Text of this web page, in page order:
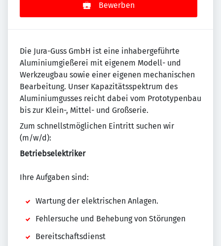
Bewerben
Die Jura-Guss GmbH ist eine inhabergeführte
Aluminiumgießerei mit eigenem Modell- und
Werkzeugbau sowie einer eigenen mechanischen
Bearbeitung. Unser Kapazitätsspektrum des
Aluminiumgusses reicht dabei vom Prototypenbau
bis zur Klein-, Mittel- und Großserie.
Zum schnellstmöglichen Eintritt suchen wir
(m/w/d):
Betriebselektriker
Ihre Aufgaben sind:
Wartung der elektrischen Anlagen.
Fehlersuche und Behebung von Störungen
Bereitschaftsdienst